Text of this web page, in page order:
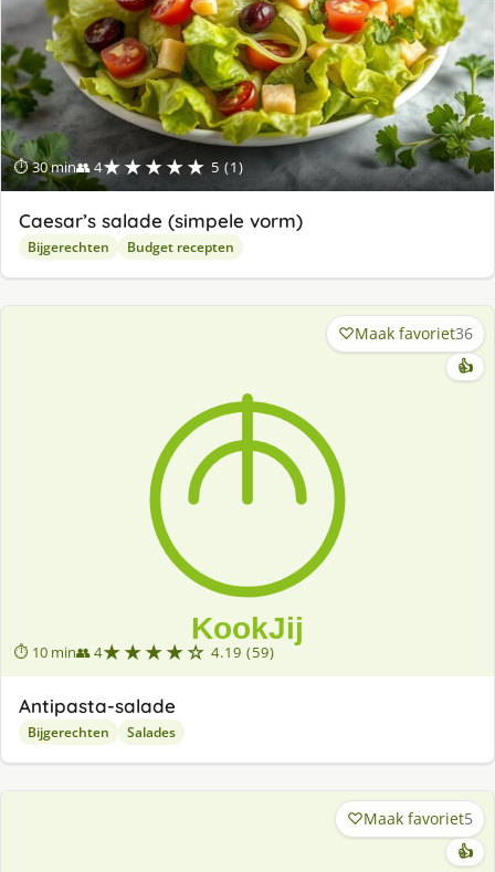
⏱ 30 min👥 4★★★★★ 5 (1)
Caesar’s salade (simpele vorm)
Bijgerechten Budget recepten
⏱ 10 min👥 4★★★★☆ 4.19 (59)
Maak favoriet36
👍
Antipasta-salade
Bijgerechten Salades
Maak favoriet5
👍